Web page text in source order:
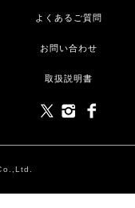
よくあるご質問
お問い合わせ
取扱説明書